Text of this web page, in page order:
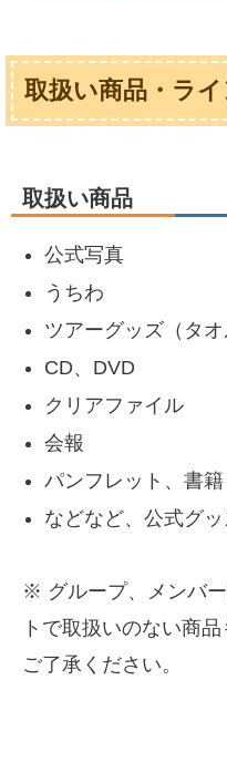
取扱い商品・ラ
取扱い商品
公式写真
うちわ
ツアーグッズ（タ
CD、DVD
クリアファイル
会報
パンフレット、書籍
などなど、公式グ
※ グループ、メンバ
トで取扱いのない商
ご了承ください。